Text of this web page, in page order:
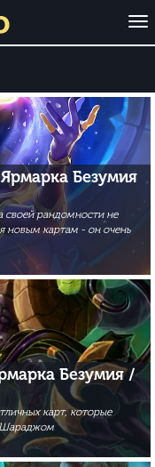
O
p
Безумия
своей рандомности не
новым картам - он очень
Безумия /
карт, которые